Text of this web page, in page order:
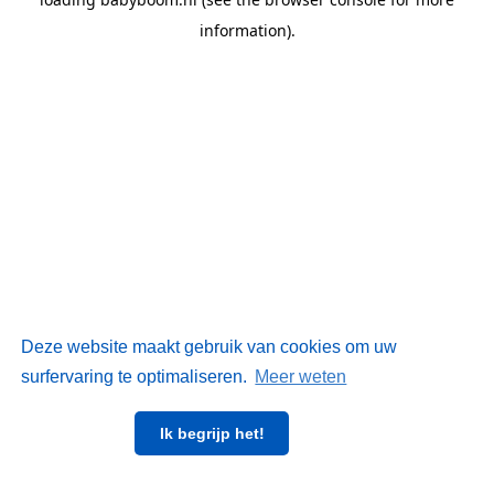
Deze website maakt gebruik van cookies om uw
surfervaring te optimaliseren. Meer weten
Ik begrijp het!
information).